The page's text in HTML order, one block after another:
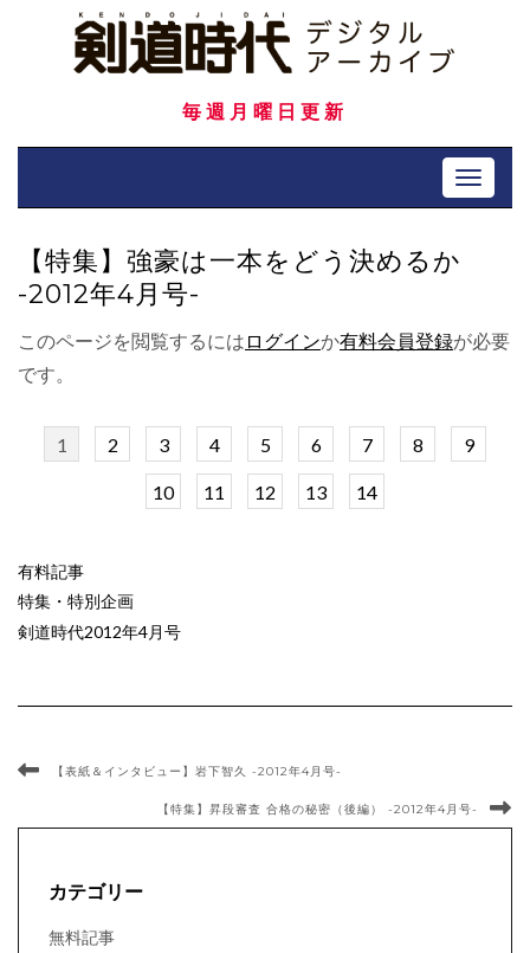
毎週月曜日更新
Toggle
【特集】強豪は一本をどう決めるか
-2012年4月号-
このページを閲覧するには ログインか有料会員登録が必要
です。
1 2 3 4 5 6 7 8 9
10 11 12 13 14
有料記事
特集・特別企画
剣道時代2012年4月号
【表紙＆インタビュー】岩下智久 -2012年4月号-
【特集】昇段審査 合格の秘密（後編） -2012年4月号-
カテゴリー
無料記事